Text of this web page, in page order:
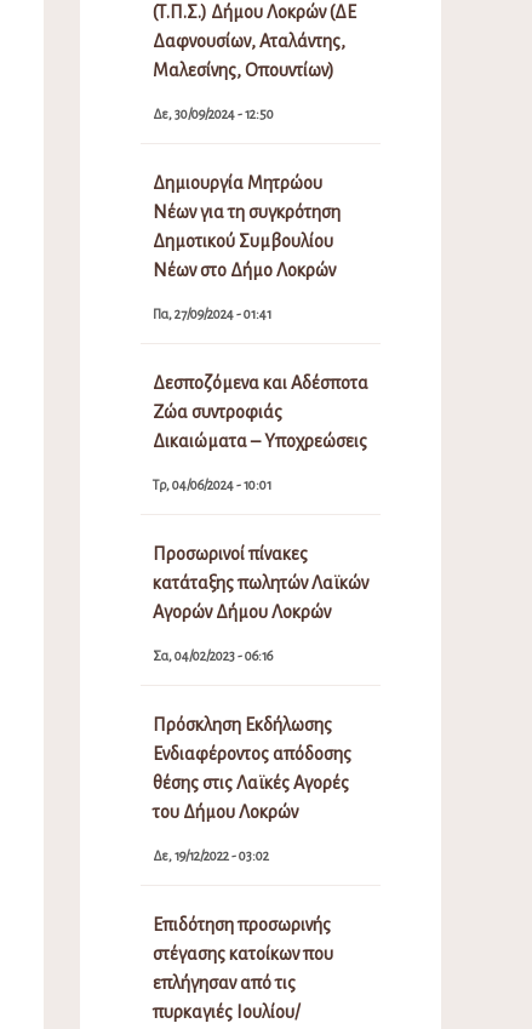
(Τ.Π.Σ.) Δήμου Λοκρών (ΔΕ
Δαφνουσίων, Αταλάντης,
Μαλεσίνης, Οπουντίων)
Δε, 30/09/2024 - 12:50
Δημιουργία Μητρώου
Νέων για τη συγκρότηση
Δημοτικού Συμβουλίου
Νέων στο Δήμο Λοκρών
Πα, 27/09/2024 - 01:41
Δεσποζόμενα και Αδέσποτα
Ζώα συντροφιάς
Δικαιώματα – Υποχρεώσεις
Τρ, 04/06/2024 - 10:01
Προσωρινοί πίνακες
κατάταξης πωλητών Λαϊκών
Αγορών Δήμου Λοκρών
Σα, 04/02/2023 - 06:16
Πρόσκληση Εκδήλωσης
Ενδιαφέροντος απόδοσης
θέσης στις Λαϊκές Αγορές
του Δήμου Λοκρών
Δε, 19/12/2022 - 03:02
Επιδότηση προσωρινής
στέγασης κατοίκων που
επλήγησαν από τις
πυρκαγιές Ιουλίου/